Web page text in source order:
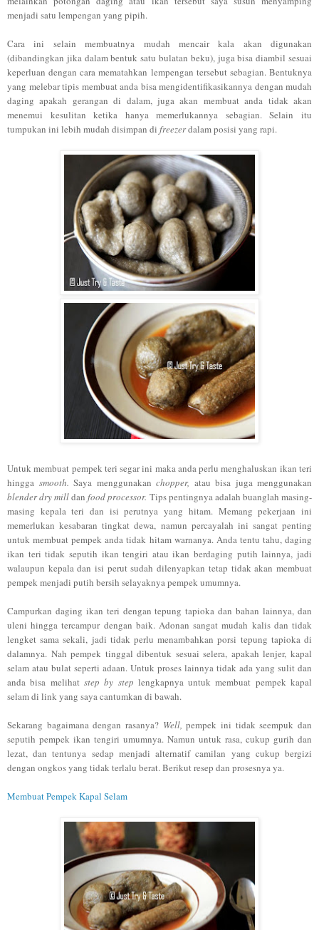
menjadi satu lempengan yang pipih.
Cara ini selain membuatnya mudah mencair kala akan digunakan
(dibandingkan jika dalam bentuk satu bulatan beku), juga bisa diambil sesuai
keperluan dengan cara mematahkan lempengan tersebut sebagian. Bentuknya
yang melebar tipis membuat anda bisa mengidentifikasikannya dengan mudah
daging apakah gerangan di dalam, juga akan membuat anda tidak akan
menemui kesulitan ketika hanya memerlukannya sebagian. Selain itu
tumpukan ini lebih mudah disimpan di freezerdalam posisi yang rapi.
Untuk membuat pempek teri segar ini maka anda perlu menghaluskan ikan teri
hingga smooth. Saya menggunakan chopper, atau bisa juga menggunakan
blender dry milldanfood processor. Tips pentingnya adalah buanglah masing-
masing kepala teri dan isi perutnya yang hitam. Memang pekerjaan ini
memerlukan kesabaran tingkat dewa, namun percayalah ini sangat penting
untuk membuat pempek anda tidak hitam warnanya. Anda tentu tahu, daging
ikan teri tidak seputih ikan tengiri atau ikan berdaging putih lainnya, jadi
walaupun kepala dan isi perut sudah dilenyapkan tetap tidak akan membuat
pempek menjadi putih bersih selayaknya pempek umumnya.
Campurkan daging ikan teri dengan tepung tapioka dan bahan lainnya, dan
uleni hingga tercampur dengan baik. Adonan sangat mudah kalis dan tidak
lengket sama sekali, jadi tidak perlu menambahkan porsi tepung tapioka di
dalamnya. Nah pempek tinggal dibentuk sesuai selera, apakah lenjer, kapal
selam atau bulat seperti adaan. Untuk proses lainnya tidak ada yang sulit dan
anda bisa melihat step by step lengkapnya untuk membuat pempek kapal
selam di link yang saya cantumkan di bawah.
Sekarang bagaimana dengan rasanya? Well, pempek ini tidak seempuk dan
seputih pempek ikan tengiri umumnya. Namun untuk rasa, cukup gurih dan
lezat, dan tentunya sedap menjadi alternatif camilan yang cukup bergizi
dengan ongkos yang tidak terlalu berat. Berikut resep dan prosesnya ya.
Membuat Pempek Kapal Selam